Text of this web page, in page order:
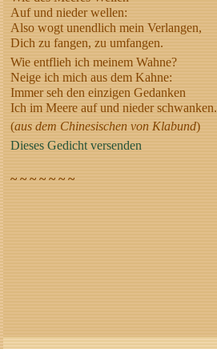
Auf und nieder wellen:
Also wogt unendlich mein Verlangen,
Dich zu fangen, zu umfangen.
Wie entflieh ich meinem Wahne?
Neige ich mich aus dem Kahne:
Immer seh den einzigen Gedanken
Ich im Meere auf und nieder schwanken.
(aus dem Chinesischen von Klabund)
Dieses Gedicht versenden
~ ~ ~ ~ ~ ~ ~